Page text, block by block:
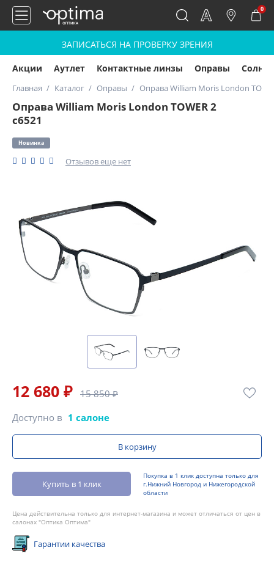
0
ЗАПИСАТЬСЯ НА ПРОВЕРКУ ЗРЕНИЯ
Акции Аутлет Контактные линзы Оправы
Главная Каталог Оправы Оправа William Moris London
Оправа William Moris London TOWER 2
c6521
Новинка
Отзывов еще нет
12 680 ₽ 15 850 ₽
Доступно в 1 салоне
В корзину
Купить в 1 клик
Покупка в 1 клик доступна только для
г.Нижний Новгород и Нижегородской
области
Цена действительна только для интернет-магазина и может отличаться от цен в
салонах "Оптика Оптима"
Гарантии качества